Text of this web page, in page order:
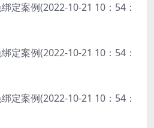
定案例(2022-10-21 10：54：
定案例(2022-10-21 10：54：
定案例(2022-10-21 10：54：